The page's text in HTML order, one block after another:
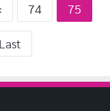
74 75
Last